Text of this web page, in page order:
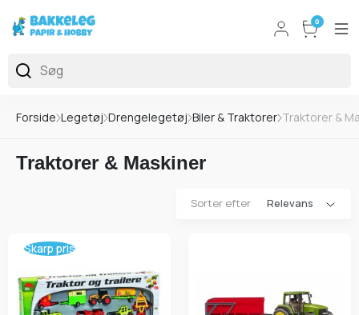
0
Forside Legetøj Drengelegetøj Biler & Traktorer Traktorer &
Traktorer & Maskiner
Sorter efter
Skarp pris